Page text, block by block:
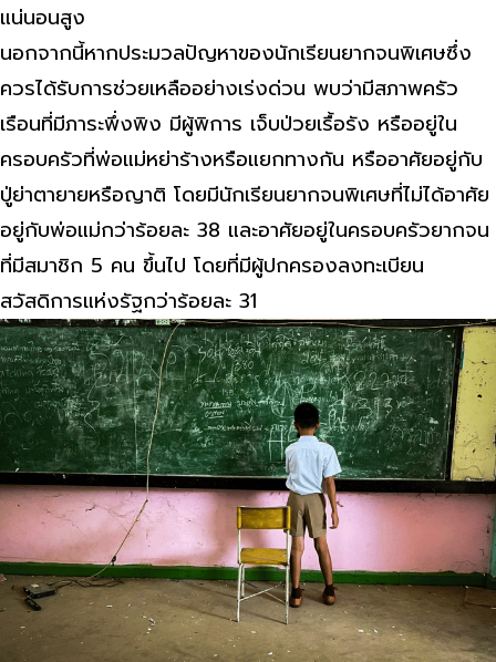
แน่นอนสูง
นอกจากนี้หากประมวลปัญหาของนักเรียนยากจนพิเศษซึ่ง
ควรได้รับการช่วยเหลืออย่างเร่งด่วน พบว่ามีสภาพครัว
เรือนที่มีภาระพึ่งพิง มีผู้พิการ เจ็บป่วยเรื้อรัง หรืออยู่ใน
ครอบครัวที่พ่อแม่หย่าร้างหรือแยกทางกัน หรืออาศัยอยู่กับ
ปู่ย่าตายายหรือญาติ โดยมีนักเรียนยากจนพิเศษที่ไม่ได้อาศัย
อยู่กับพ่อแม่กว่าร้อยละ 38 และอาศัยอยู่ในครอบครัวยากจน
ที่มีสมาชิก 5 คน ขึ้นไป โดยที่มีผู้ปกครองลงทะเบียน
สวัสดิการแห่งรัฐกว่าร้อยละ 31